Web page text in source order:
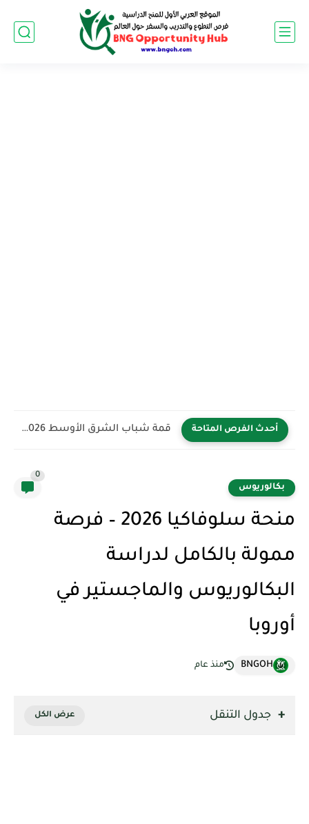
أحدث الفرص المتاحة قمة شباب الشرق الأوسط YBB 2026 في المملكة العربية السعودية...
بكالوريوس
0
منحة سلوفاكيا 2026 – فرصة
ممولة بالكامل لدراسة
البكالوريوس والماجستير في
أوروبا
BNGOH منذ عام
جدول التنقل